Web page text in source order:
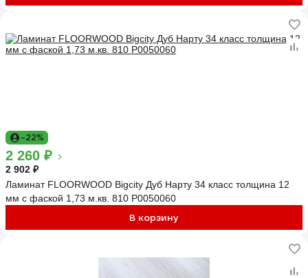
-22%
2 260 ₽
2 902 ₽
Ламинат FLOORWOOD Bigcity Дуб Нарту 34 класс толщина 12
мм с фаской 1,73 м.кв. 810 Р0050060
В корзину